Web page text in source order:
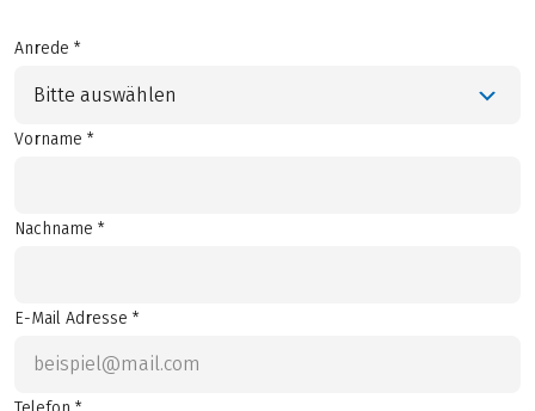
Anrede *
Bitte auswählen
Vorname *
Nachname *
E-Mail Adresse *